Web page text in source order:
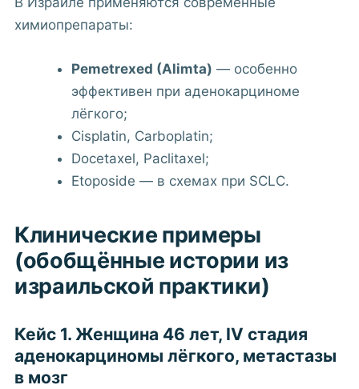
химиопрепараты:
Pemetrexed (Alimta) — особенно
эффективен при аденокарциноме
лёгкого;
Cisplatin, Carboplatin;
Docetaxel, Paclitaxel;
Etoposide — в схемах при SCLC.
Клинические примеры
(обобщённые истории из
израильской практики)
Кейс 1. Женщина 46 лет, IV стадия
аденокарциномы лёгкого, метастазы
в мозг